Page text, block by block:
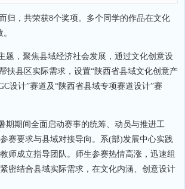
，共荣获8个奖项。多个同学的作品在文化
，聚焦县域经济社会发展，通过文化创意设
扶县区实际需求，设置“陕西省县域文化创意产
设计”赛道及“陕西省县域专项赛道设计”赛
期间全面启动赛事的统筹、动员与推进工
赛要求与县域对接导向。系(部)发展中心实践
师成立指导团队。师生参赛热情高涨，迅速组
密结合县域实际需求，在文化内涵、创意设计